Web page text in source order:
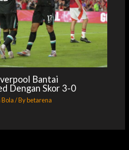
Bantai
Dengan Skor 3-0
/ Bybetarena